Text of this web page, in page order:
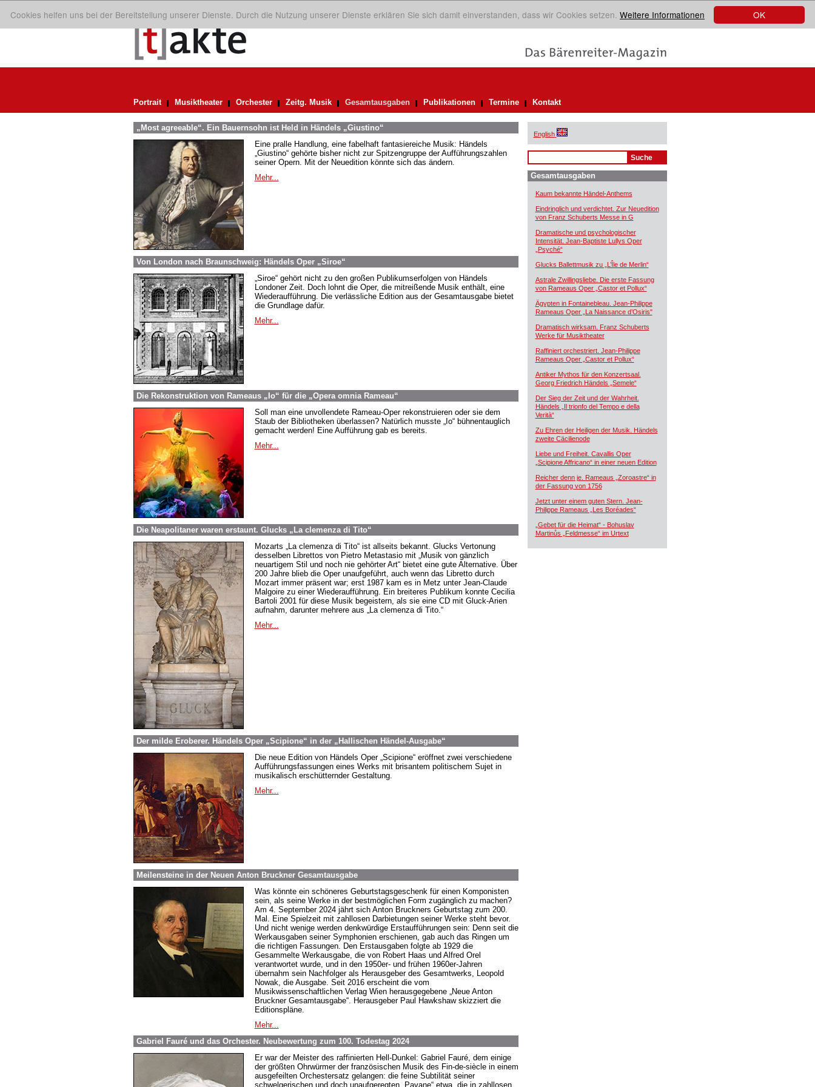
OK
Cookies helfen uns bei der Bereitstellung unserer Dienste. Durch die Nutzung unserer Dienste erklären Sie sich damit einverstanden, dass wir Cookies setzen. Weitere Informationen
Portrait Musiktheater Orchester Zeitg. Musik Gesamtausgaben Publikationen Termine Kontakt
„Most agreeable“. Ein Bauernsohn ist Held in Händels „Giustino“
Eine pralle Handlung, eine fabelhaft fantasiereiche Musik: Händels
„Giustino“ gehörte bisher nicht zur Spitzengruppe der Aufführungszahlen
seiner Opern. Mit der Neuedition könnte sich das ändern.
Mehr...
Von London nach Braunschweig: Händels Oper „Siroe“
„Siroe“ gehört nicht zu den großen Publikumserfolgen von Händels
Londoner Zeit. Doch lohnt die Oper, die mitreißende Musik enthält, eine
Wiederaufführung. Die verlässliche Edition aus der Gesamtausgabe bietet
die Grundlage dafür.
Mehr...
Die Rekonstruktion von Rameaus „Io“ für die „Opera omnia Rameau“
Soll man eine unvollendete Rameau-Oper rekonstruieren oder sie dem
Staub der Bibliotheken überlassen? Natürlich musste „Io“ bühnentauglich
gemacht werden! Eine Aufführung gab es bereits.
Mehr...
Die Neapolitaner waren erstaunt. Glucks „La clemenza di Tito“
Mozarts „La clemenza di Tito“ ist allseits bekannt. Glucks Vertonung
desselben Librettos von Pietro Metastasio mit „Musik von gänzlich
neuartigem Stil und noch nie gehörter Art“ bietet eine gute Alternative. Über
200 Jahre blieb die Oper unaufgeführt, auch wenn das Libretto durch
Mozart immer präsent war; erst 1987 kam es in Metz unter Jean-Claude
Malgoire zu einer Wiederaufführung. Ein breiteres Publikum konnte Cecilia
Bartoli 2001 für diese Musik begeistern, als sie eine CD mit Gluck-Arien
aufnahm, darunter mehrere aus „La clemenza di Tito.“
Mehr...
Der milde Eroberer. Händels Oper „Scipione“ in der „Hallischen Händel-Ausgabe“
Die neue Edition von Händels Oper „Scipione“ eröffnet zwei verschiedene
Aufführungsfassungen eines Werks mit brisantem politischem Sujet in
musikalisch erschütternder Gestaltung.
Mehr...
Meilensteine in der Neuen Anton Bruckner Gesamtausgabe
Was könnte ein schöneres Geburtstagsgeschenk für einen Komponisten
sein, als seine Werke in der bestmöglichen Form zugänglich zu machen?
Am 4. September 2024 jährt sich Anton Bruckners Geburtstag zum 200.
Mal. Eine Spielzeit mit zahllosen Darbietungen seiner Werke steht bevor.
Und nicht wenige werden denkwürdige Erstaufführungen sein: Denn seit die
Werkausgaben seiner Symphonien erschienen, gab auch das Ringen um
die richtigen Fassungen. Den Erstausgaben folgte ab 1929 die
Gesammelte Werkausgabe, die von Robert Haas und Alfred Orel
verantwortet wurde, und in den 1950er- und frühen 1960er-Jahren
übernahm sein Nachfolger als Herausgeber des Gesamtwerks, Leopold
Nowak, die Ausgabe. Seit 2016 erscheint die vom
Musikwissenschaftlichen Verlag Wien herausgegebene „Neue Anton
Bruckner Gesamtausgabe“. Herausgeber Paul Hawkshaw skizziert die
Editionspläne.
Mehr...
Gabriel Fauré und das Orchester. Neubewertung zum 100. Todestag 2024
Er war der Meister des raffinierten Hell-Dunkel: Gabriel Fauré, dem einige
der größten Ohrwürmer der französischen Musik des Fin-de-siècle in einem
ausgefeilten Orchestersatz gelangen: die feine Subtilität seiner
schwelgerischen und doch unaufgeregten „Pavane“ etwa, die in zahllosen
English
Gesamtausgaben
Kaum bekannte Händel-Anthems
Eindringlich und verdichtet. Zur Neuedition
von Franz Schuberts Messe in G
Dramatische und psychologischer
Intensität. Jean-Baptiste Lullys Oper
„Psyché“
Glucks Ballettmusik zu „L’Île de Merlin“
Astrale Zwillingsliebe. Die erste Fassung
von Rameaus Oper „Castor et Pollux“
Ägypten in Fontainebleau. Jean-Philippe
Rameaus Oper „La Naissance d’Osiris"
Dramatisch wirksam. Franz Schuberts
Werke für Musiktheater
Raffiniert orchestriert. Jean-Philippe
Rameaus Oper „Castor et Pollux“
Antiker Mythos für den Konzertsaal.
Georg Friedrich Händels „Semele“
Der Sieg der Zeit und der Wahrheit.
Händels „Il trionfo del Tempo e della
Verità“
Zu Ehren der Heiligen der Musik. Händels
zweite Cäcilienode
Liebe und Freiheit. Cavallis Oper
„Scipione Affricano“ in einer neuen Edition
Reicher denn je. Rameaus „Zoroastre“ in
der Fassung von 1756
Jetzt unter einem guten Stern. Jean-
Philippe Rameaus „Les Boréades“
„Gebet für die Heimat“ - Bohuslav
Martinůs „Feldmesse“ im Urtext